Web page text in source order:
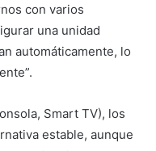
con varios
una unidad
automáticamente, lo
Smart TV), los
estable, aunque